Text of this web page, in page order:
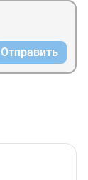
Отправить